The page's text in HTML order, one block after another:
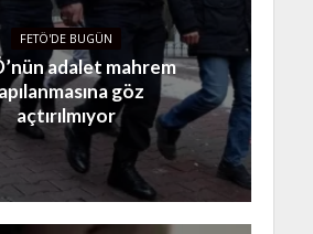
FETÖ'DE BUGÜN
adalet mahrem
göz
açtırılmıyor